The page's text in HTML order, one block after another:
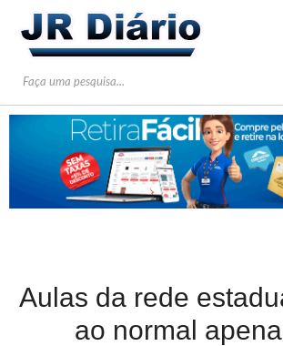
Aulas da rede
ao normal